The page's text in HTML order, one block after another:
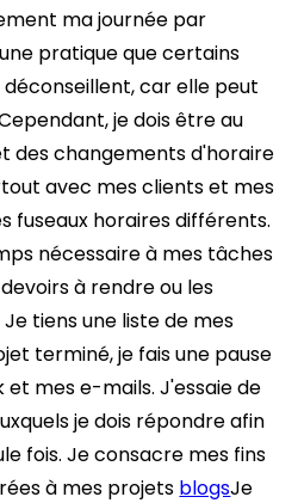
ma journée par
pratique que certains
car elle peut
je dois être au
des changements d'horaire
avec mes clients et mes
fuseaux horaires différents.
nécessaire à mes tâches
à rendre ou les
tiens une liste de mes
terminé, je fais une pause
mes e-mails. J'essaie de
je dois répondre afin
fois. Je consacre mes fins
à mes projets blogsJe